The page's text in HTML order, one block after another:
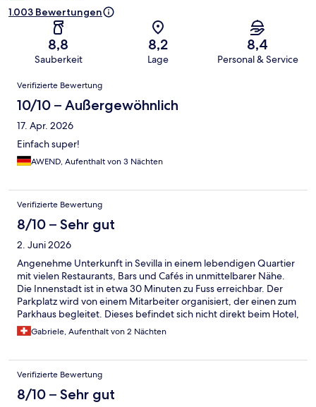
1.003 Bewertungen
8,8
Sauberkeit
8,2
Lage
8,4
Personal & Service
Bewertungen
Verifizierte Bewertung
10/10 – Außergewöhnlich
17. Apr. 2026
Einfach super!
AWEND, Aufenthalt von 3 Nächten
Verifizierte Bewertung
8/10 – Sehr gut
2. Juni 2026
Angenehme Unterkunft in Sevilla in einem lebendigen Quartier
mit vielen Restaurants, Bars und Cafés in unmittelbarer Nähe.
Die Innenstadt ist in etwa 30 Minuten zu Fuss erreichbar. Der
Parkplatz wird von einem Mitarbeiter organisiert, der einen zum
Parkhaus begleitet. Dieses befindet sich nicht direkt beim Hotel,
sondern eine Strasse weiter. Trotz der lebhaften Umgebung
war es im Zimmer sehr ruhig. Wir haben den Aufenthalt
Gabriele, Aufenthalt von 2 Nächten
Verifizierte Bewertung
8/10 – Sehr gut